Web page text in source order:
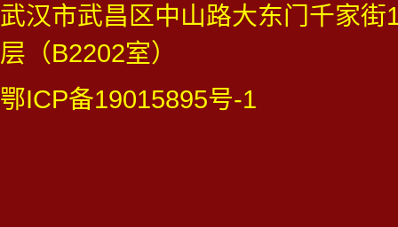
武汉市武昌区中山路大东门千家街
层（B2202室）
鄂ICP备19015895号-1